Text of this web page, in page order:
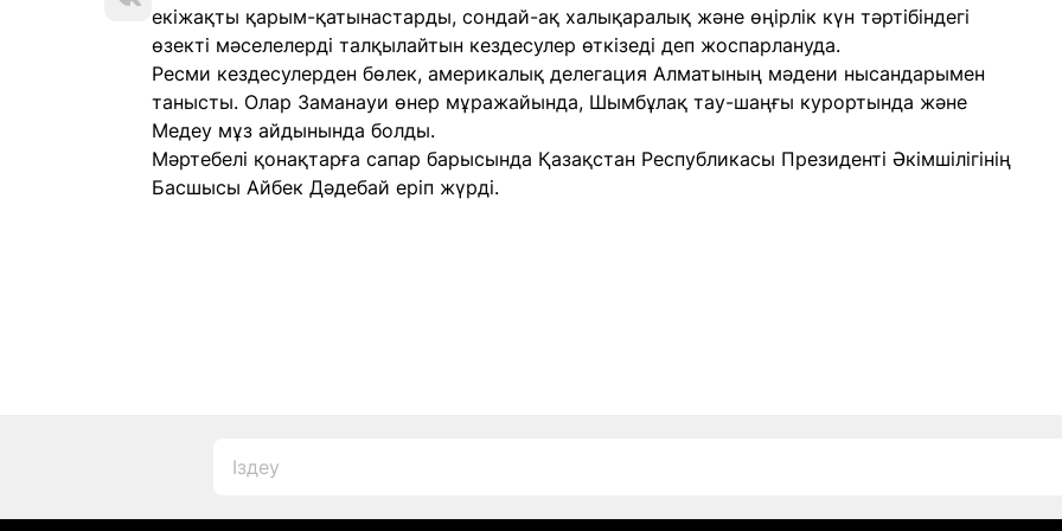
екіжақты қарым-қатынастарды, сондай-ақ халықаралық және өңірлік күн тәртібіндегі
өзекті мәселелерді талқылайтын кездесулер өткізеді деп жоспарлануда.
Ресми кездесулерден бөлек, америкалық делегация Алматының мәдени нысандарымен
танысты. Олар Заманауи өнер мұражайында, Шымбұлақ тау-шаңғы курортында және
Медеу мұз айдынында болды.
Мәртебелі қонақтарға сапар барысында Қазақстан Республикасы Президенті Әкімшілігінің
Басшысы Айбек Дәдебай еріп жүрді.